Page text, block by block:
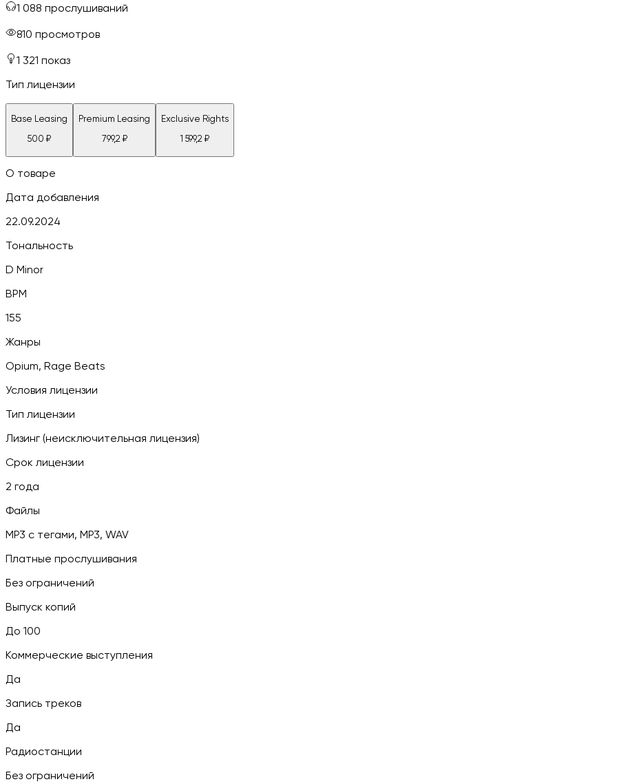
1 088 прослушиваний
810 просмотров
1 321 показ
Тип лицензии
Base Leasing
500 ₽
Premium Leasing
799,2₽
Exclusive Rights
1 599,2₽
О товаре
Дата добавления
22.09.2024
Тональность
D Minor
BPM
155
Жанры
Opium, Rage Beats
Условия лицензии
Тип лицензии
Лизинг (неисключительная лицензия)
Срок лицензии
2 года
Файлы
MP3 c тегами, MP3, WAV
Платные прослушивания
Без ограничений
Выпуск копий
До 100
Коммерческие выступления
Да
Запись треков
Да
Радиостанции
Без ограничений